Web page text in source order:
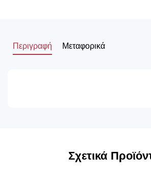
Περιγραφή Μεταφορικά
Σχετικά